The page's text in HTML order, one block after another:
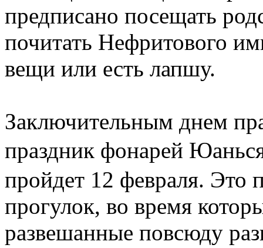
предписано посещать
почитать Нефритового
вещи или есть лапшу.
Заключительным днем
праздник фонарей
пройдет 12 февраля. Это
прогулок, во время
развешанные повсюду